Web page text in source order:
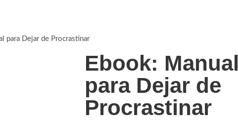
para Dejar de Procrastinar
Ebook: Manual
para Dejar de
Procrastinar